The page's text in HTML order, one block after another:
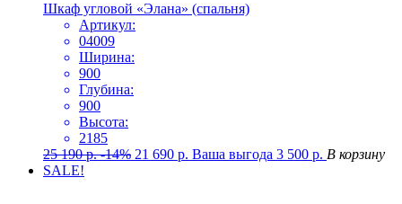
Шкаф угловой «Элана» (спальня)
Артикул:
04009
Ширина:
900
Глубина:
900
Высота:
2185
25 190р. -14% 21 690 р. Ваша выгода 3 500 р. В корзину
SALE!